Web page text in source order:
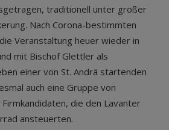
traditionell unter großer
Nach Corona-bestimmten
Veranstaltung heuer wieder in
mit Bischof Glettler als
einer von St. Andrä startenden
auch eine Gruppe von
Firmkandidaten, die den Lavanter
ansteuerten.